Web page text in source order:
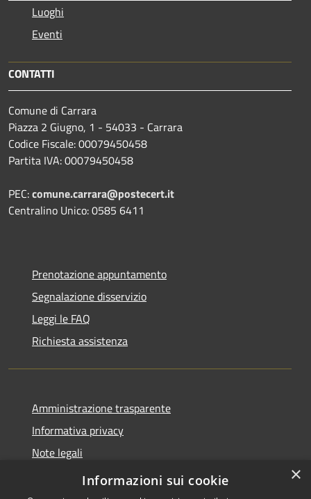
Luoghi
Eventi
CONTATTI
Comune di Carrara
Piazza 2 Giugno, 1 - 54033 - Carrara
Codice Fiscale: 00079450458
Partita IVA: 00079450458
PEC:comune.carrara@postecert.it
Centralino Unico: 0585 6411
Prenotazione appuntamento
Segnalazione disservizio
Leggi le FAQ
Richiesta assistenza
Amministrazione trasparente
Informativa privacy
Note legali
Dichiarazione di accessibilità
×
Informazioni sui cookie